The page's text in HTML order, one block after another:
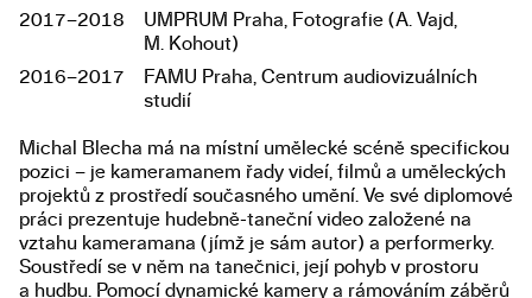
2017–2018
UMPRUM Praha, Fotografie (A. Vajd,
M. Kohout)
2016–2017
FAMU Praha, Centrum audiovizuálních
studií
Popis diplomové práce
Michal Blecha má na místní umělecké scéně specifickou
pozici – je kameramanem řady videí, filmů a uměleckých
projektů z prostředí současného umění. Ve své diplomové
práci prezentuje hudebně-taneční video založené na
vztahu kameramana (jímž je sám autor) a performerky.
Soustředí se v něm na tanečnici, její pohyb v prostoru
a hudbu. Pomocí dynamické kamery a rámováním záběrů